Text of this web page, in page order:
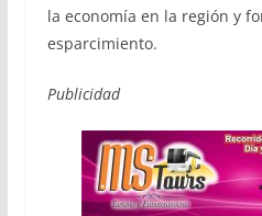
la economía en la región y
esparcimiento.
Publicidad